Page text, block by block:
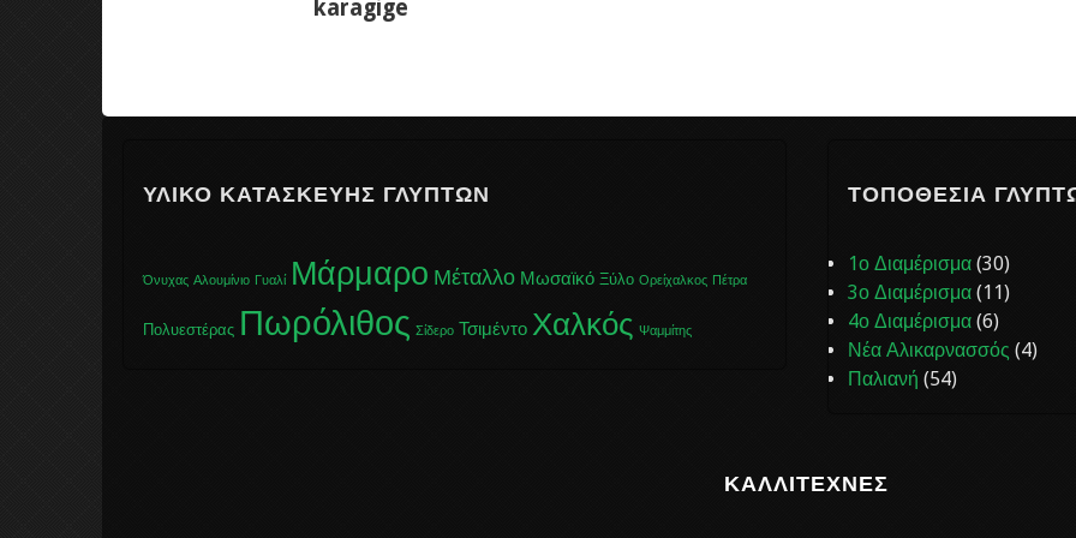
karagige
ΥΛΙΚΌ ΚΑΤΑΣΚΕΥΉΣ ΓΛΥΠΤΏΝ
Όνυχας Αλουμίνιο Γυαλί Μάρμαρο Μέταλλο Μωσαϊκό Ξύλο Ορείχαλκος Πέτρα
Πολυεστέρας Πωρόλιθος Σίδερο Τσιμέντο Χαλκός Ψαμμίτης
ΤΟΠΟΘΕΣΊΑ
1ο Διαμέρισμα(30)
3ο Διαμέρισμα(11)
4ο Διαμέρισμα(6)
Νέα Αλικαρνασσός (4)
Παλιανή (54)
ΚΑΛΛΙΤΈΧΝΕΣ